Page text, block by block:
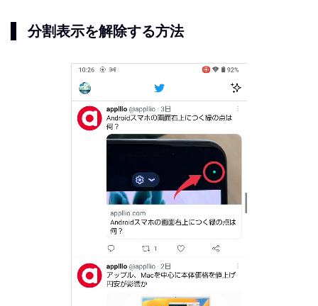
分割表示を解除する方法